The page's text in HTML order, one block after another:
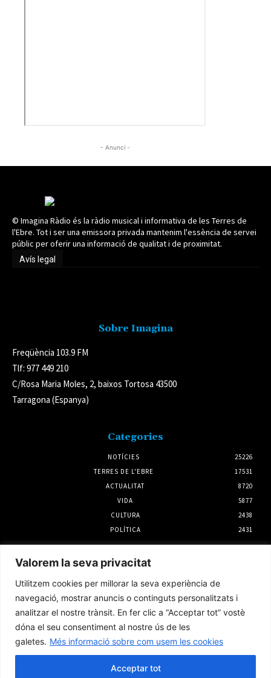
Valorem la seva privacitat
Utilitzem cookies per millorar la seva experiència de
navegació, mostrar anuncis o continguts personalitzats i
analitzar el nostre trànsit. En fer clic a “Acceptar tot” vostè
dóna el seu consentiment al nostre ús de les
galetes. Més informació sobre com usem les cookies
Acceptar tot
- Anunci -
© Imagina Ràdio és la ràdio musical i informativa de les Terres de
l'Ebre. Tot i ser una emissora privada mantenim l'essència de servei
públic per oferir una informació de qualitat i de proximitat.
Avís legal
Sobre Imagina
Freqüència 103.9 FM
Tlf: 977 449 210
C/Rosa Maria Moles, 2, baixos Tortosa 43500
Tarragona (Espanya)
Categories
NOTÍCIES
25226
TERRES DE L'EBRE
17531
ACTUALITAT
8720
VIDA
5877
CULTURA
2438
POLÍTICA
2431
Notícies
Telefònica reforça la xarxa de cobertura en
290 punts de Tarragona, les Terres de l’Ebre
i Lleida per l’eclipsi solar
6 agost 2026
L’Ajuntament de Tortosa amplia el termini
de les obres de l’aparcament dels terrenys de
Renfe per les altes temperatures